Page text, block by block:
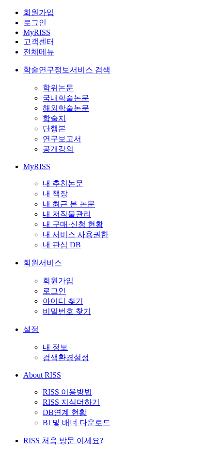
회원가입
로그인
MyRISS
고객센터
전체메뉴
학술연구정보서비스 검색
학위논문
국내학술논문
해외학술논문
학술지
단행본
연구보고서
공개강의
MyRISS
내 추천논문
내 책장
내 최근 본 논문
내 저작물관리
내 구매·신청 현황
내 서비스 사용권한
내 관심 DB
회원서비스
회원가입
로그인
아이디 찾기
비밀번호 찾기
설정
내 정보
검색환경설정
About RISS
RISS 이용방법
RISS 지식더하기
DB연계 현황
BI 및 배너 다운로드
RISS 처음 방문 이세요?